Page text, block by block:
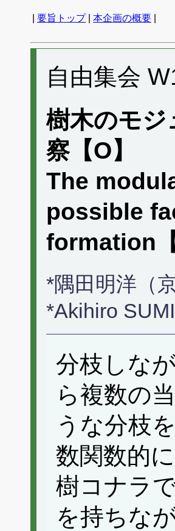
要旨トップ| 本企画の概要
自由集会
樹木のモジ
察【O】
The
possible
formation【
*隅田明洋（
*Akihiro
分枝しな
ら複数の
うな分枝
数関数的
樹コナラ
を持ちな